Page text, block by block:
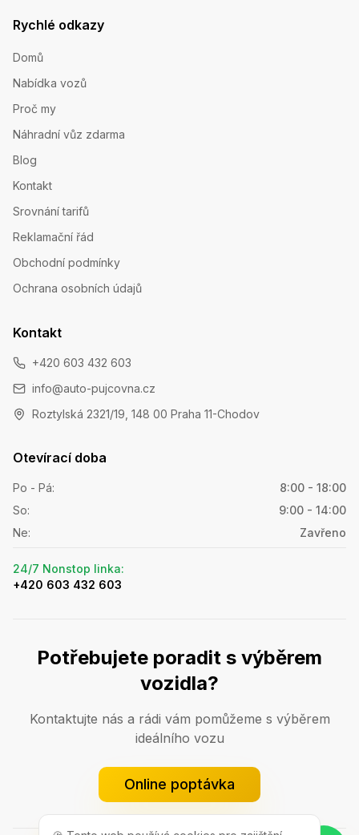
Rychlé odkazy
Domů
Nabídka vozů
Proč my
Náhradní vůz zdarma
Blog
Kontakt
Srovnání tarifů
Reklamační řád
Obchodní podmínky
Ochrana osobních údajů
Kontakt
+420 603 432 603
info@auto-pujcovna.cz
Roztylská 2321/19, 148 00 Praha 11-Chodov
Otevírací doba
Po - Pá:
8:00 - 18:00
So:
9:00 - 14:00
Ne: Zavřeno
24/7 Nonstop linka:
+420 603 432 603
Potřebujete poradit s výběrem
vozidla?
Kontaktujte nás a rádi vám pomůžeme s výběrem
ideálního vozu
Online poptávka